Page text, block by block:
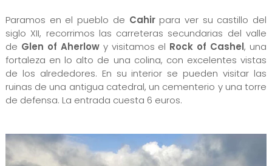
Paramos en el pueblo de Cahir para ver su castillo del
siglo XII, recorrimos las carreteras secundarias del valle
de Glen of Aherlowy visitamos el Rock of Cashel, una
fortaleza en lo alto de una colina, con excelentes vistas
de los alrededores. En su interior se pueden visitar las
ruinas de una antigua catedral, un cementerio y una torre
de defensa. La entrada cuesta 6 euros.